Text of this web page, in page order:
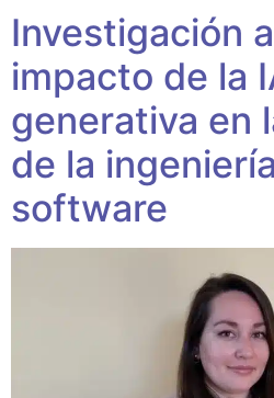
Investigación
impacto de la
generativa en
de la
software